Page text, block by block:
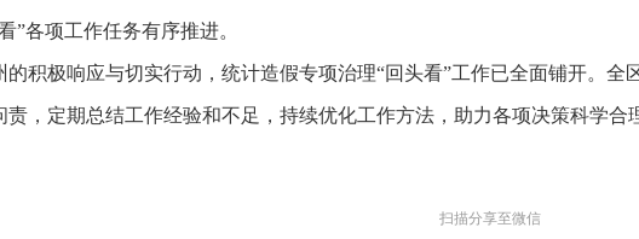
”各项工作任务有序推进。
极响应与切实行动，统计造假专项治理“回头看”工作已全面铺开。全
，定期总结工作经验和不足，持续优化工作方法，助力各项决策科学合
扫描分享至微信